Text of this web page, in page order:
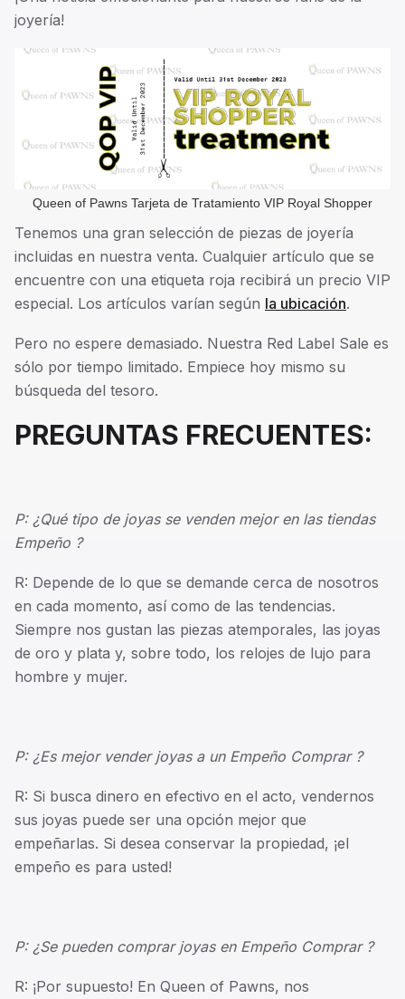
joyería!
Queen of Pawns Tarjeta de Tratamiento VIP Royal Shopper
Tenemos una gran selección de piezas de joyería
incluidas en nuestra venta. Cualquier artículo que se
encuentre con una etiqueta roja recibirá un precio VIP
especial. Los artículos varían según la ubicación.
Pero no espere demasiado. Nuestra Red Label Sale es
sólo por tiempo limitado. Empiece hoy mismo su
búsqueda del tesoro.
PREGUNTAS FRECUENTES:
P: ¿Qué tipo de joyas se venden mejor en las tiendas
Empeño ?
R: Depende de lo que se demande cerca de nosotros
en cada momento, así como de las tendencias.
Siempre nos gustan las piezas atemporales, las joyas
de oro y plata y, sobre todo, los relojes de lujo para
hombre y mujer.
P: ¿Es mejor vender joyas a un Empeño Comprar ?
R: Si busca dinero en efectivo en el acto, vendernos
sus joyas puede ser una opción mejor que
empeñarlas. Si desea conservar la propiedad, ¡el
empeño es para usted!
P: ¿Se pueden comprar joyas en Empeño Comprar ?
R: ¡Por supuesto! En Queen of Pawns, nos